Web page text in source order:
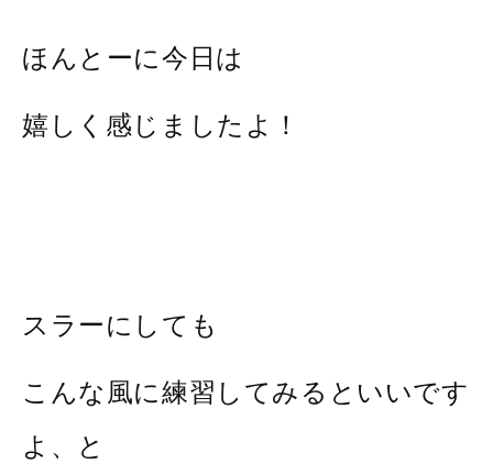
ほんとーに今日は
嬉しく感じましたよ！
スラーにしても
こんな風に練習してみるといいです
よ、と